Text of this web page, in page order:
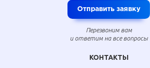
Отправить заявку
Перезвоним вам
и ответим на все вопросы
КОНТАКТЫ